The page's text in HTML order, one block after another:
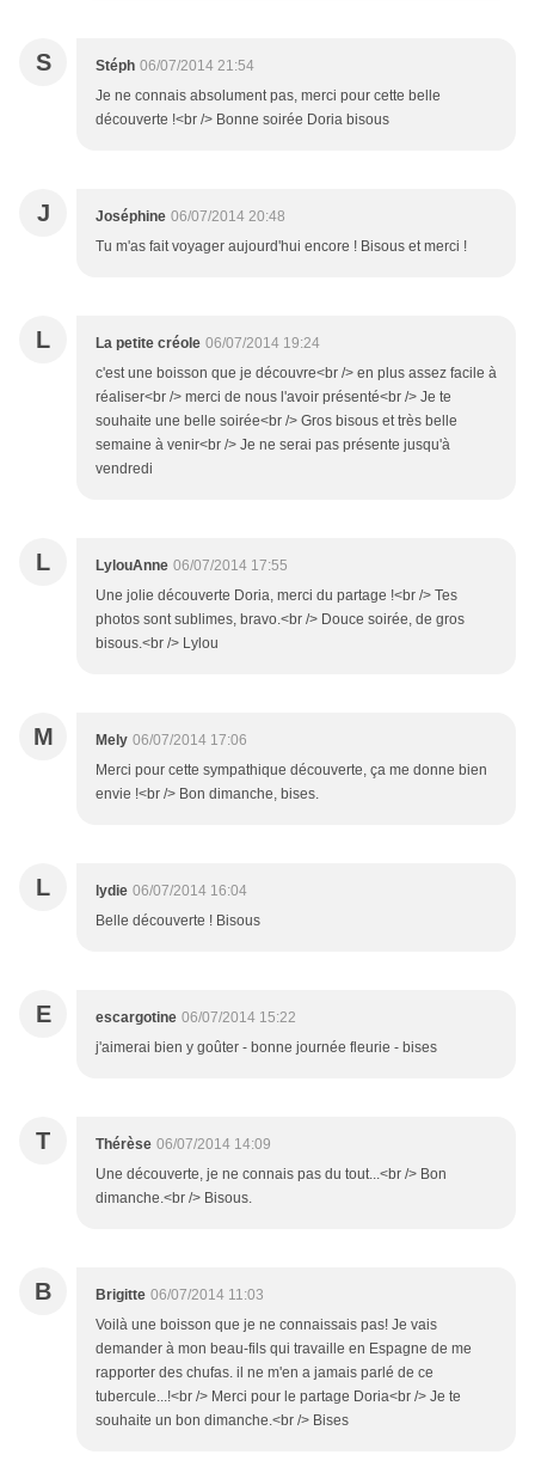
S Stéph 06/07/2014 21:54
Je ne connais absolument pas, merci pour cette belle
découverte !<br /> Bonne soirée Doria bisous
J Joséphine 06/07/2014 20:48
Tu m'as fait voyager aujourd'hui encore ! Bisous et merci !
L La petite créole 06/07/2014 19:24
c'est une boisson que je découvre<br /> en plus assez facile à
réaliser<br /> merci de nous l'avoir présenté<br /> Je te
souhaite une belle soirée<br /> Gros bisous et très belle
semaine à venir<br /> Je ne serai pas présente jusqu'à
vendredi
L LylouAnne 06/07/2014 17:55
Une jolie découverte Doria, merci du partage !<br /> Tes
photos sont sublimes, bravo.<br /> Douce soirée, de gros
bisous.<br /> Lylou
M Mely 06/07/2014 17:06
Merci pour cette sympathique découverte, ça me donne bien
envie !<br /> Bon dimanche, bises.
L lydie 06/07/2014 16:04
Belle découverte ! Bisous
E escargotine 06/07/2014 15:22
j'aimerai bien y goûter - bonne journée fleurie - bises
T Thérèse 06/07/2014 14:09
Une découverte, je ne connais pas du tout...<br /> Bon
dimanche.<br /> Bisous.
B Brigitte 06/07/2014 11:03
Voilà une boisson que je ne connaissais pas! Je vais
demander à mon beau-fils qui travaille en Espagne de me
rapporter des chufas. il ne m'en a jamais parlé de ce
tubercule...!<br /> Merci pour le partage Doria<br /> Je te
souhaite un bon dimanche.<br /> Bises